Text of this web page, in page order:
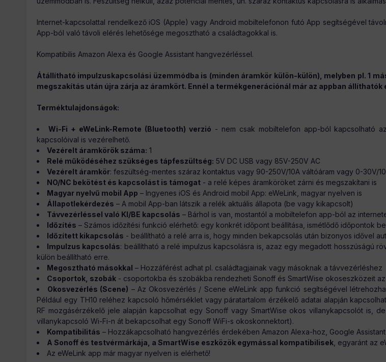
Internet-kapcsolattal rendelkező iOS (Apple) vagy Android mobiltelefonon futó App segítségével
App-ból való távoli elérés lehetősége megosztható a családtagokkal is.
Kompatibilis Amazon Alexa és Google Assistant hangvezérléssel.
Átállítható impulzuskapcsolási üzemmódba is (minden áramkör külön-külön), melyben pl. 1
megszakítás után újra zárja az áramkört. Ennél a termékgenerációnál már az appban állíthatók
Terméktulajdonságok:
Wi-Fi + eWeLink-Remote (Bluetooth) verzió - nem csak mobiltelefon app-ból kapcsolható
kapcsolóival is vezérelhető.
Vezérelt áramkörök száma: 1
Relé működéséhez szükséges tápfeszültség: 5V DC USB vagy 85V-250V AC
Vezérelt áramkör: feszültség-mentes száraz kontaktus vagy 90-250V/10A váltóáram vagy 0-30V/
NO/NC bekötést és kapcsolást is támogat - a relé képes áramköröket zárni és megszakítani is
Magyar nyelvű mobil App – Ingyenes iOS és Android mobil App: eWeLink, magyar nyelven is
Állapotlekérdezés – A mobil App-ban látszik a relék aktuális állapota (be vagy kikapcsolt)
Távvezérléssel való KI/BE kapcsolás – Bárhol is van, mostantól a mobiltelefon app-ból az
Időzítés – Számos időzítési funkció elérhető: egy konkrét időpont beállítása, ismétlődő időpontok
Időzített kikapcsolás - beállítható a relé arra is, hogy minden bekapcsolás után bizonyos idővel
Impulzus kapcsolás: beállítható a relé impulzus kapcsolásra is, azaz egy megadott hosszúságú
külön beállítható erre.
Megosztható másokkal – Hozzáférést adhat pl. családtagjainak vagy másoknak a távvezérléshez
Csoportok, szobák - csoportokba és szobákba rendezheti Sonoff és SmartWise okoseszközeit
Okosvezérlés (Scene) – Az Okosvezérlés / Scene eWeLink app funkció segítségével
Például egy TH10 reléhez kapcsoló hőmérséklet vagy páratartalom érzékelő adatai alapján
RF mozgásérzékelő jele alapján kapcsolhat egy Sonoff vagy SmartWise okos villanykapcsolót is,
villanykapcsoló Wi-Fi-n át bekapcsolhat egy Sonoff WiFi-s okoskonnektort).
Kompatibilitás – Hozzákapcsolható hangvezérlés érdekében Amazon Alexa-hoz, Google
A Sonoff és testvérmárkája, a SmartWise eszközök egymással kompatibilisek , egyaránt az
Az eWeLink app már magyar nyelven is elérhető!